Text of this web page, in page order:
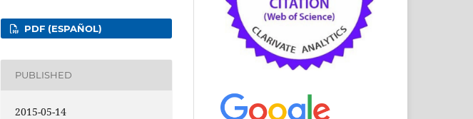
PDF (ESPAÑOL)
PUBLISHED
2015-05-14